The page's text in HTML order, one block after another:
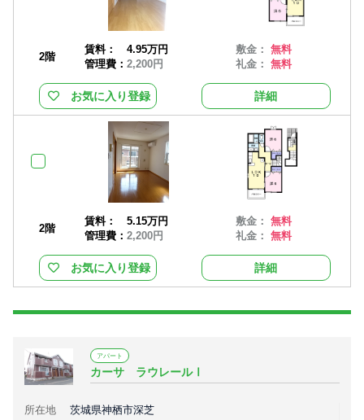
2階
賃料：
4.95万円
管理費： 2,200円
敷金：無料
礼金：無料
お気に入り登録 詳細
2階
賃料：
5.15万円
管理費： 2,200円
敷金：無料
礼金：無料
お気に入り登録 詳細
アパート
カーサ ラウレールⅠ
所在地
茨城県神栖市深芝